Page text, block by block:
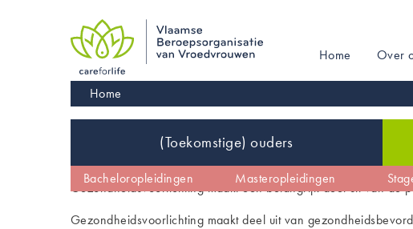
Main
navigation
Home Over
Kruimelpad
Home
(Toekomstige) ouders
De vroedvrouw Kinderwens
Vroedvrouw worden Wetgeving en code
Bacheloropleidingen Masteropleidingen
Gezondheidsvoorlichting maakt een belangrijk deel uit van
Gezondheidsvoorlichting maakt deel uit van